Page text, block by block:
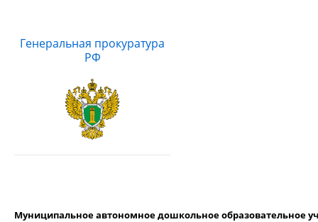
Генеральная прокуратура
РФ
Муниципальное автономное дошкольное образовательное